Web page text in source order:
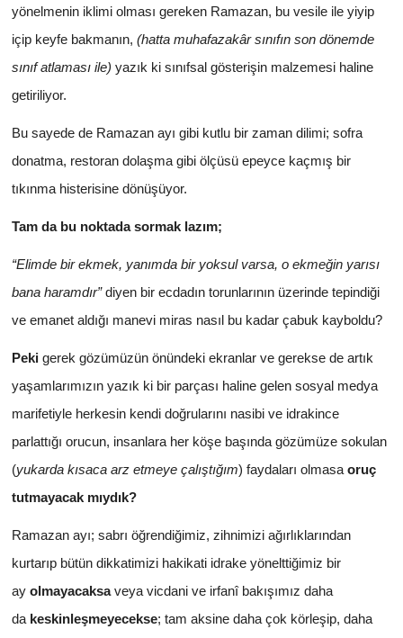
yönelmenin iklimi olması gereken Ramazan, bu vesile ile yiyip
içip keyfe bakmanın, (hatta muhafazakâr sınıfın son dönemde
sınıf atlaması ile) yazık ki sınıfsal gösterişin malzemesi haline
getiriliyor.
Bu sayede de Ramazan ayı gibi kutlu bir zaman dilimi; sofra
donatma, restoran dolaşma gibi ölçüsü epeyce kaçmış bir
tıkınma histerisine dönüşüyor.
Tam da bu noktada sormak lazım;
“Elimde bir ekmek, yanımda bir yoksul varsa, o ekmeğin yarısı
bana haramdır”diyen bir ecdadın torunlarının üzerinde tepindiği
ve emanet aldığı manevi miras nasıl bu kadar çabuk kayboldu?
Peki gerek gözümüzün önündeki ekranlar ve gerekse de artık
yaşamlarımızın yazık ki bir parçası haline gelen sosyal medya
marifetiyle herkesin kendi doğrularını nasibi ve idrakince
parlattığı orucun, insanlara her köşe başında gözümüze sokulan
(yukarda kısaca arz etmeye çalıştığım) faydaları olmasaoruç
tutmayacak mıydık?
Ramazan ayı; sabrı öğrendiğimiz, zihnimizi ağırlıklarından
kurtarıp bütün dikkatimizi hakikati idrake yönelttiğimiz bir
ay olmayacaksaveya vicdani ve irfanî bakışımız daha
da keskinleşmeyecekse; tam aksine daha çok körleşip, daha